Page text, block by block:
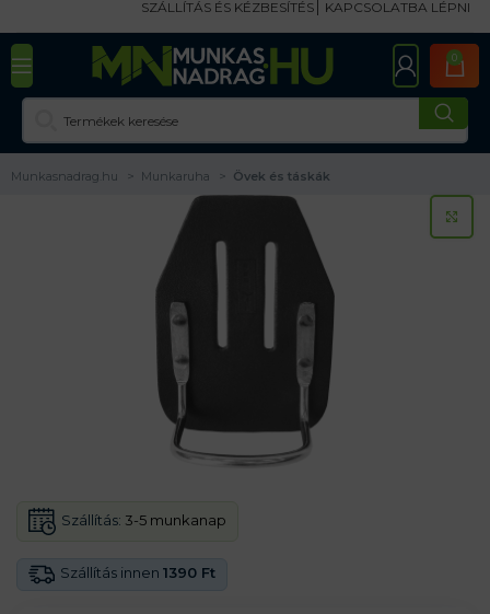
SZÁLLÍTÁS ÉS KÉZBESÍTÉS KAPCSOLATBA LÉPNI
0
Munkasnadrag.hu Munkaruha Övek és táskák
Szállítás innen 1390 Ft
Szállítás: 3-5 munkanap